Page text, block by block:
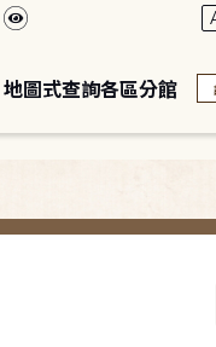
地圖式查詢各區分館